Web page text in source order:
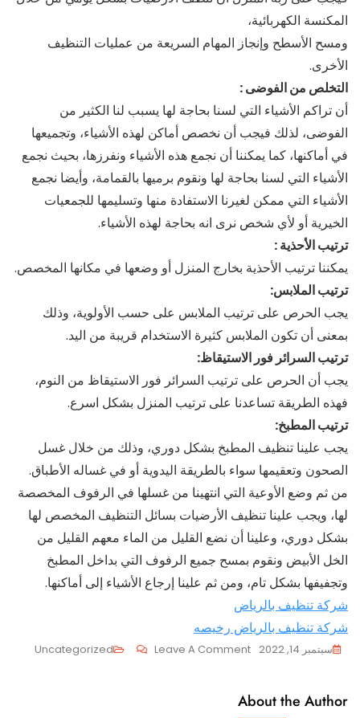
المكنسة الكهربائية،
ومسح الأسطح وإنجاز المهام السريعة من عمليات التنظيف
الأخرى.
التخلص من الفوضى :
أن تراكم الأشياء التي لسنا بحاجة لها يسبب لنا الكثير من
الفوضى، لذلك فيجب أن نخصص أماكن لهذه الأشياء، وتجميعها
في أماكنها، كما يمكننا أن نجمع هذه الأشياء ونفرزها، بحيث نجمع
الأشياء التي لسنا بحاجة لها ونقوم برميها بالقمامة، وأيضا نجمع
الأشياء التي ممكن لغيرنا الاستفادة منها وتسليمها للجمعيات
الخيرية أو لأي شخص نرى انه بحاجة لهذه الأشياء.
ترتيب الأحذية :
يمكننا ترتيب الأحذية بخارج المنزل أو وضعها في مكانها المخصص.
ترتيب الملابس:
يجب الحرص على ترتيب الملابس على حسب الأولوية، وذلك
بمعنى أن تكون الملابس كثيرة الاستخدام قريبة من اليد.
ترتيب السرائر فور الاستيقاظ:
يجب أن الحرص على ترتيب السرائر فور الاستيقاظ من النوم،
فهذه الطريقة تساعدنا على ترتيب المنزل بشكل اسرع.
ترتيب المطبخ:
يجب علينا تنظيف المطبخ بشكل دوري، وذلك من خلال غسل
الصحون وتعقيمها سواء بالطريقة اليدوية أو في غساله الأطباق.
من ثم وضع الأوعية التي انتهينا من غسلها في الرفوف المخصصة
لها، ويجب علينا تنظيف الأرضيات بسائل التنظيف المخصص لها
بشكل دوري، وعلينا أن نضع القليل من الماء معهم القليل من
الخل الأبيض ونقوم بمسح جميع الرفوف التي بداخل المطبخ
وتجفيفها بشكل تام، ومن ثم علينا إرجاع الأشياء إلى أماكنها.
شركة تنظيف بالرياض
شركة تنظيف بالرياض رخيصه
سبتمبر 14, 2022 Leave A Comment
On
Uncategorized
About the Author